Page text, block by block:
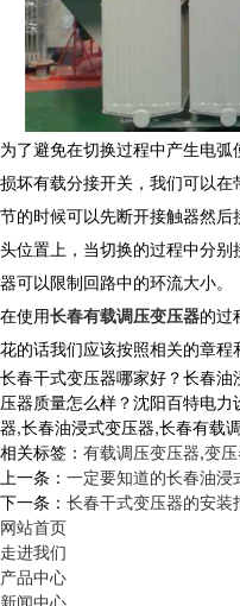
为了避免在切换过程中产生电
损坏有载分接开关，我们可以
节的时候可以先断开接触器然
头位置上，当切换的过程中分
器可以限制回路中的环流大小。
在使用长春有载调压变压器的过
花的话我们应该按照相关的章程
长春干式变压器哪家好？长春
压器质量怎么样？沈阳百特电
器,长春油浸式变压器,长春有载
相关标签： 有载调压变压器,变
上一条： 一定要知道的长春油浸
下一条： 长春干式变压器的安装
网站首页
走进我们
产品中心
新闻中心